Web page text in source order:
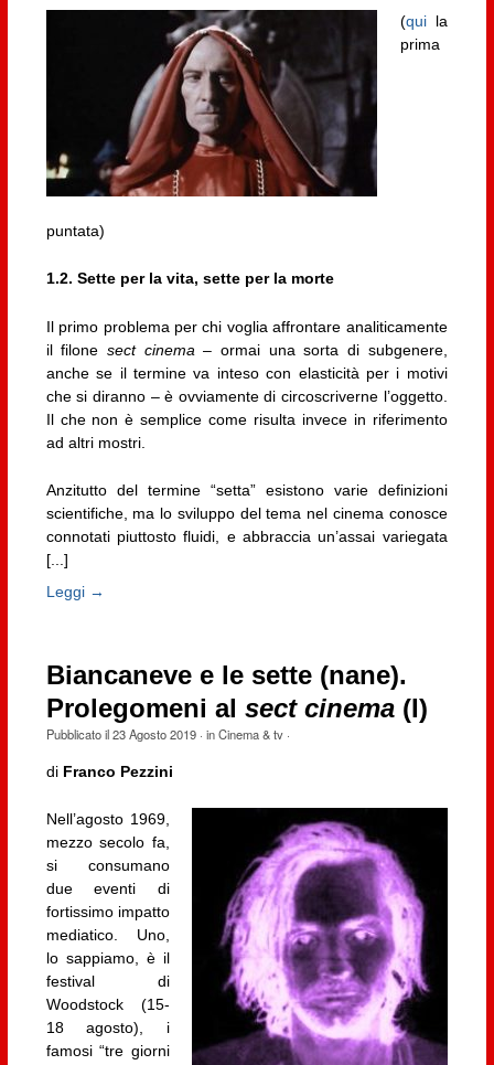
(quila
prima
puntata)
1.2. Sette per la vita, sette per la morte
Il primo problema per chi voglia affrontare analiticamente
il filonesect cinema – ormai una sorta di subgenere,
anche se il termine va inteso con elasticità per i motivi
che si diranno – è ovviamente di circoscriverne l’oggetto.
Il che non è semplice come risulta invece in riferimento
ad altri mostri.
Anzitutto del termine “setta” esistono varie definizioni
scientifiche, ma lo sviluppo del tema nel cinema conosce
connotati piuttosto fluidi, e abbraccia un’assai variegata
[...]
Leggi →
Biancaneve e le sette (nane).
Prolegomeni al sect cinema(I)
Pubblicato il23 Agosto 2019· inCinema & tv·
di Franco Pezzini
Nell’agosto 1969,
mezzo secolo fa,
si consumano
due eventi di
fortissimo impatto
mediatico. Uno,
lo sappiamo, è il
festival di
Woodstock (15-
18 agosto), i
famosi “tre giorni